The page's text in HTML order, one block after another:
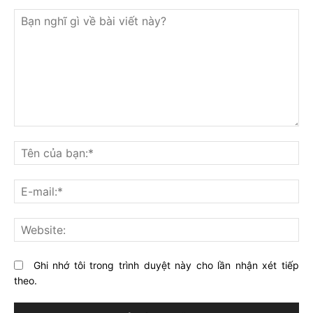
nghĩ
gì
về
bài
viết
này?
Ghi nhớ tôi trong trình duyệt này cho lần nhận xét tiếp
theo.